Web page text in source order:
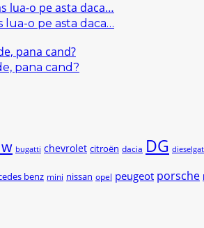
lua-o pe asta daca…
pana cand?
bugatti chevrolet citroën dacia DG
benz mini nissan opel peugeot porsche